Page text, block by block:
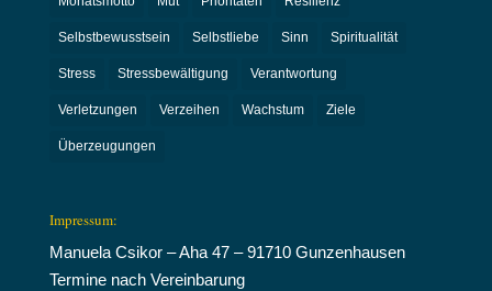
Selbstbewusstsein Selbstliebe Sinn Spiritualität
Stress Stressbewältigung Verantwortung
Verletzungen Verzeihen Wachstum Ziele
Überzeugungen
Impressum:
Manuela Csikor – Aha 47 – 91710 Gunzenhausen
Termine nach Vereinbarung